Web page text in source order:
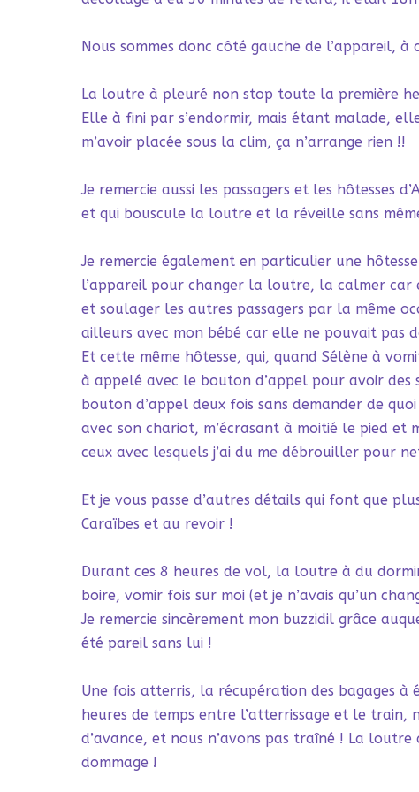
Nous sommes donc côté gauche de l’appareil, à
La loutre à pleuré non stop toute la première
Elle à fini par s’endormir, mais étant malade,
m’avoir placée sous la clim, ça n’arrange rien !!
Je remercie aussi les passagers et les hôtesses
et qui bouscule la loutre et la réveille sans même
Je remercie également en particulier une
l’appareil pour changer la loutre, la calmer
et soulager les autres passagers par la même
ailleurs avec mon bébé car elle ne pouvait pas
Et cette même hôtesse, qui, quand Sélène à
à appelé avec le bouton d’appel pour avoir des
bouton d’appel deux fois sans demander de
avec son chariot, m’écrasant à moitié le pied et
ceux avec lesquels j’ai du me débrouiller pour
Et je vous passe d’autres détails qui font que
Caraïbes et au revoir !
Durant ces 8 heures de vol, la loutre à du
boire, vomir fois sur moi (et je n’avais qu’un
Je remercie sincèrement mon buzzidil grâce
été pareil sans lui !
Une fois atterris, la récupération des bagages à
heures de temps entre l’atterrissage et le train,
d’avance, et nous n’avons pas traîné ! La
dommage !